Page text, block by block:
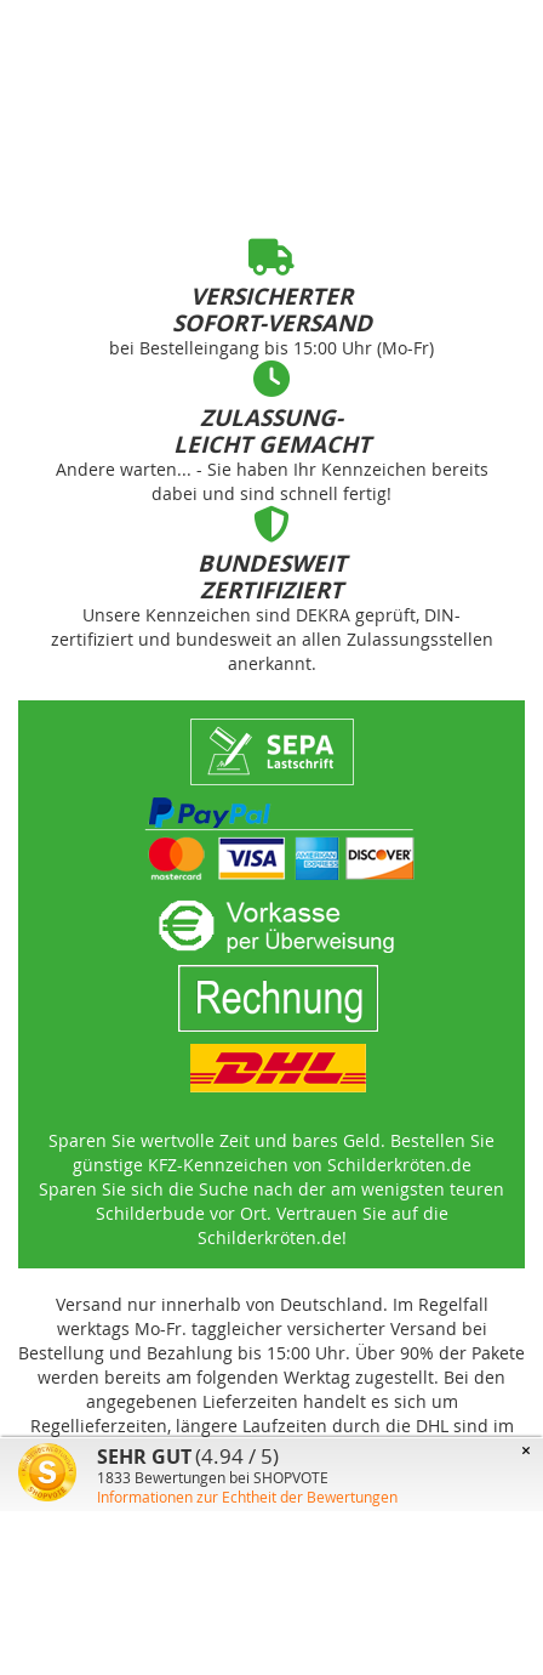
VERSICHERTER
SOFORT-VERSAND
bei Bestelleingang bis 15:00 Uhr (Mo-Fr)
ZULASSUNG-
LEICHT GEMACHT
Andere warten... - Sie haben Ihr Kennzeichen bereits
dabei und sind schnell fertig!
BUNDESWEIT
ZERTIFIZIERT
Unsere Kennzeichen sind DEKRA geprüft, DIN-
zertifiziert und bundesweit an allen Zulassungsstellen
anerkannt.
Sparen Sie wertvolle Zeit und bares Geld. Bestellen Sie
günstige KFZ-Kennzeichen von Schilderkröten.de
Sparen Sie sich die Suche nach der am wenigsten teuren
Schilderbude vor Ort. Vertrauen Sie auf die
Schilderkröten.de!
Versand nur innerhalb von Deutschland. Im Regelfall
werktags Mo-Fr. taggleicher versicherter Versand bei
Bestellung und Bezahlung bis 15:00 Uhr. Über 90% der Pakete
werden bereits am folgenden Werktag zugestellt. Bei den
angegebenen Lieferzeiten handelt es sich um
Regellieferzeiten, längere Laufzeiten durch die DHL sind im
Einzelfall möglich und können von uns nicht beeinflusst
werden.
×
SEHR GUT(4.94 / 5)
1833 Bewertungen bei SHOPVOTE
Informationen zur Echtheit der Bewertungen